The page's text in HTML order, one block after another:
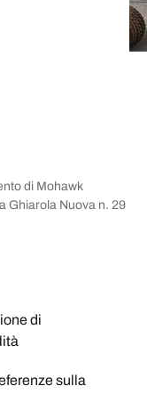
di Mohawk
Ghiarola Nuova n. 29
di
sulla